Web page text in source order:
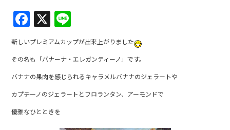
F
a
c
e
b
o
o
X
n
e
新しいプレミアムカップが出来上がりました
その名も「バナーナ・エレガンティーノ」です。
バナナの果肉を感じられるキャラメルバナナのジェラートや
カプチーノのジェラートとフロランタン、アーモンドで
優雅なひとときを